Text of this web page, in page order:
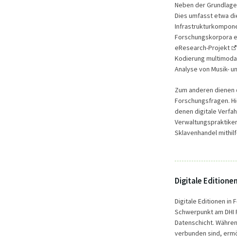
Neben der
Dies umfasst etwa
Forschungskorpora
eResearch-Projekt
Kodierung
Analyse von Musik-
Zum anderen
Forschungsfragen.
denen digitale
Sklavenhandel
Digitale Editionen
Digitale Editionen in
Schwerpunkt am
Datenschicht.
verbunden sind,